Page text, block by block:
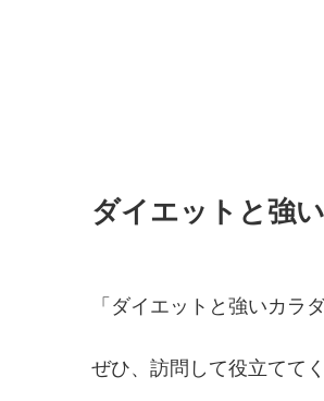
ダイエットと強
「ダイエットと強いカラ
ぜひ、訪問して役立ててく